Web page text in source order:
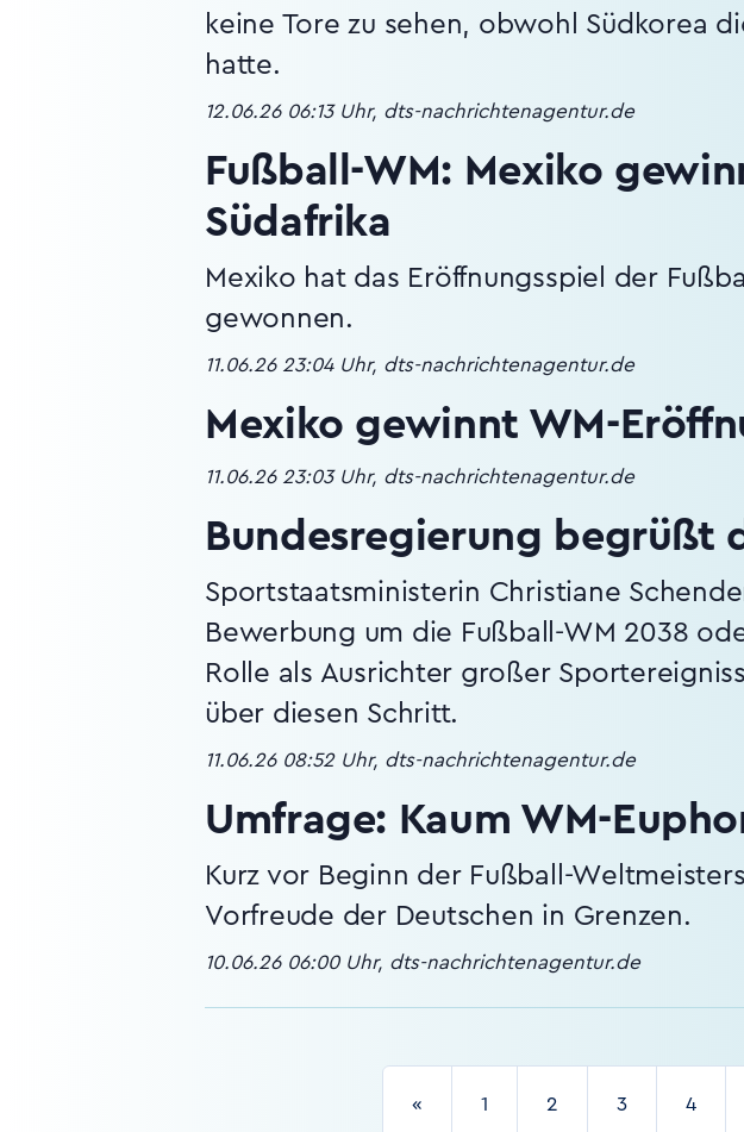
keine Tore zu sehen, obwohl Südkorea
hatte.
12.06.26 06:13 Uhr, dts-nachrichtenagentur.de
Fußball-WM: Mexiko
Südafrika
Mexiko hat das Eröffnungsspiel der
gewonnen.
11.06.26 23:04 Uhr, dts-nachrichtenagentur.de
Mexiko gewinnt WM-
11.06.26 23:03 Uhr, dts-nachrichtenagentur.de
Bundesregierung begrüßt
Sportstaatsministerin Christiane
Bewerbung um die Fußball-WM 2038
Rolle als Ausrichter großer
über diesen Schritt.
11.06.26 08:52 Uhr, dts-nachrichtenagentur.de
Umfrage: Kaum WM-
Kurz vor Beginn der Fußball-
Vorfreude der Deutschen in Grenzen.
10.06.26 06:00 Uhr, dts-nachrichtenagentur.de
« 1 2 3 4